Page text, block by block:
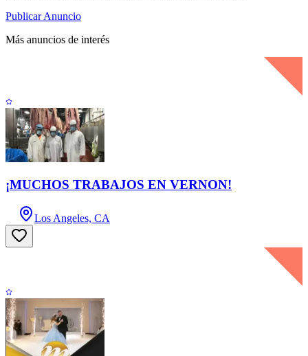
Publicar Anuncio
Más anuncios de interés
¡MUCHOS TRABAJOS EN VERNON!
Los Angeles, CA